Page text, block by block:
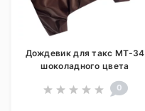
Дождевик для такс MT-34
шоколадного цвета
0